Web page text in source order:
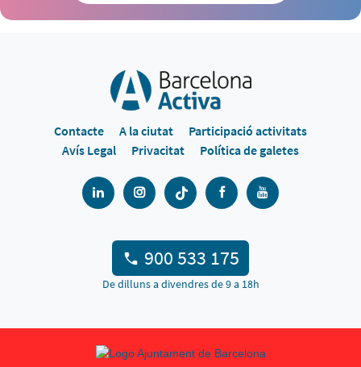
Contacte A la ciutat
Participació activitats
Avís Legal
Privacitat Política de galetes
900 533 175
De dilluns a divendres de 9 a 18h